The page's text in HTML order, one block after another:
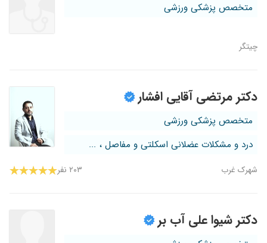
متخصص پزشکی ورزشی
چیتگر
دکتر مرتضی آقایی افشار
متخصص پزشکی ورزشی
درد و مشکلات عضلانی اسکلتی و مفاصل ، ...
شهرک غرب ۲۰۳ نفر
دکتر شیوا علی آب بر